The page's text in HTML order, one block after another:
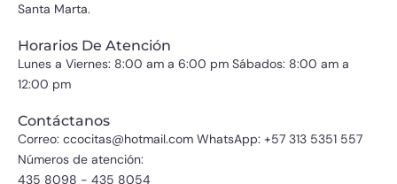
Santa Marta.
Horarios De Atención
Lunes a Viernes: 8:00 am a 6:00 pm Sábados: 8:00 am a
12:00 pm
Contáctanos
Correo: ccocitas@hotmail.com WhatsApp: +57 313 5351 557
Números de atención:
435 8098 - 435 8054